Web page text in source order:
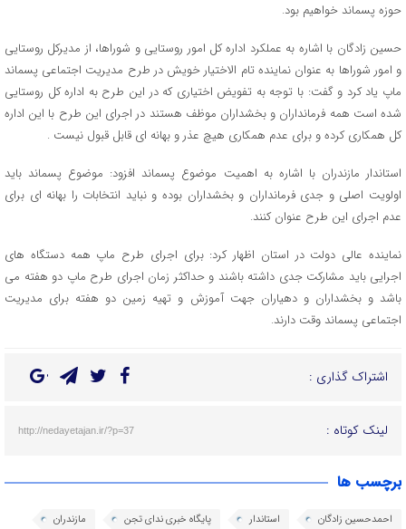
حوزه پسماند خواهیم بود.
حسین زادگان با اشاره به عملکرد اداره کل امور روستایی و شوراها، از مدیرکل روستایی
و امور شوراها به عنوان نماینده تام الاختیار خویش در طرح مدیریت اجتماعی پسماند
ماپ یاد کرد و گفت: با توجه به تفویض اختیاری که در این طرح به اداره کل روستایی
شده است همه فرمانداران و بخشداران موظف هستند در اجرای این طرح با این اداره
کل همکاری کرده و برای عدم همکاری هیچ عذر و بهانه ای قابل قبول نیست .
استاندار مازندران با اشاره به اهمیت موضوع پسماند افزود: موضوع پسماند باید
اولویت اصلی و جدی فرمانداران و بخشداران بوده و نباید انتخابات را بهانه ای برای
عدم اجرای این طرح عنوان کنند.
نماینده عالی دولت در استان اظهار کرد: برای اجرای طرح ماپ همه دستگاه های
اجرایی باید مشارکت جدی داشته باشند و حداکثر زمان اجرای طرح ماپ دو هفته می
باشد و بخشداران و دهیاران جهت آموزش و تهیه زمین دو هفته برای مدیریت
اجتماعی پسماند وقت دارند.
اشتراک گذاری :
لینک کوتاه : http://nedayetajan.ir/?p=37
برچسب ها
احمدحسین زادگان استاندار پایگاه خبری ندای تجن مازندران